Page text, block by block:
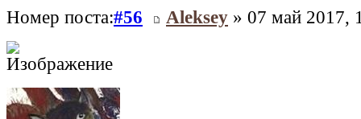
Номер поста:#56 Aleksey » 07 май 2017,